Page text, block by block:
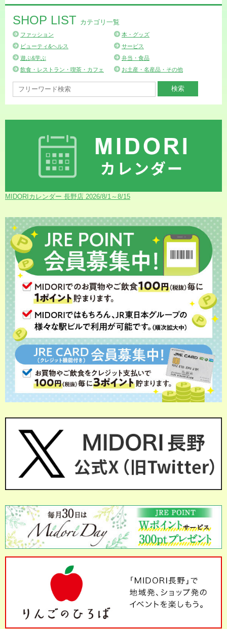
SHOP LIST カテゴリ一覧
ファッション
本・グッズ
ビューティ&ヘルス
サービス
遊ぶ&学ぶ
弁当・食品
飲食・レストラン・喫茶・カフェ
お土産・名産品・その他
MIDORIカレンダー 長野店 2026/8/1～8/15